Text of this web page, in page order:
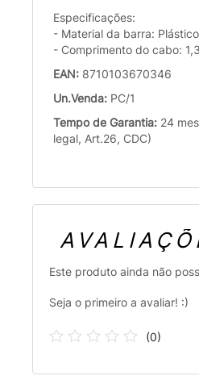
Especificações:
- Material da barra:
- Comprimento do cabo:
EAN: 8710103670346
Un.Venda: PC/1
Tempo de Garantia: 24
legal, Art.26, CDC)
Este produto ainda não
Seja o primeiro a avaliar! :)
(0)